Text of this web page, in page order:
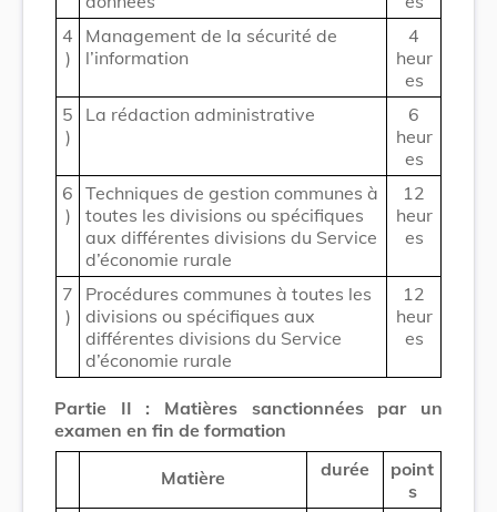
4
)
Management de la sécurité de
l’information
4
heur
es
5
)
La rédaction administrative
6
heur
es
6
)
Techniques de gestion communes à
toutes les divisions ou spécifiques
aux différentes divisions du Service
d’économie rurale
12
heur
es
7
)
Procédures communes à toutes les
divisions ou spécifiques aux
différentes divisions du Service
d’économie rurale
12
heur
es
Partie II : Matières sanctionnées par un
examen en fin de formation
Matière durée
point
s